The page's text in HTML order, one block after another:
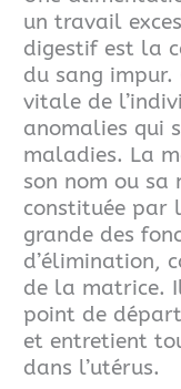
un travail
digestif est la
du sang impur.
vitale de
anomalies qui
maladies. La
son nom ou sa
constituée par
grande des
d’élimination,
de la matrice.
point de
et entretient
dans l’utérus.